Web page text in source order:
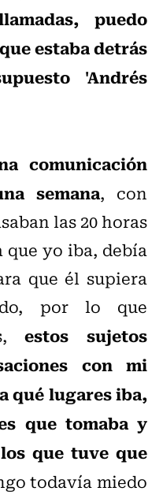
puedo
estaba detrás
'Andrés
comunicación
semana, con
las 20 horas
que yo iba, debía
que él supiera
por lo que
estos sujetos
con mi
qué lugares iba,
que tomaba y
que tuve que
todavía miedo